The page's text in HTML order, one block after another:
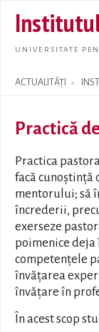
UNIVERSITATE
ACTUALITĂȚI
Search form
Practică
Practica
facă cunoștință
mentorului; să
încrederii,
exerseze
poimenice deja
competențele
învățarea
învățare în
În acest scop